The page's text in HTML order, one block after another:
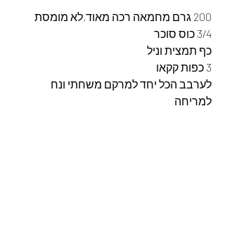
200 גרם מחמאה רכה מאוד,לא מומסת
3/4 כוס סוכר
כף תמצית וניל
3 כפות קקאו
לערבב הכל יחד למרקם משחתי ונח
למריחה